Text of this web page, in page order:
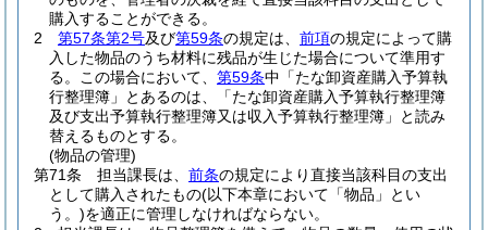
購入することができる。
2
第57条第2号及び第59条の規定は、 前項の規定によって購
入した物品のうち材料に残品が生じた場合について準用す
る。
この場合において、 第59条中「たな卸資産購入予算執
行整理簿」とあるのは、「たな卸資産購入予算執行整理簿
及び支出予算執行整理簿又は収入予算執行整理簿」と読み
替えるものとする。
(物品の管理)
第71条
担当課長は、 前条の規定により直接当該科目の支出
として購入されたもの(以下本章において「物品」とい
う。)を適正に管理しなければならない。